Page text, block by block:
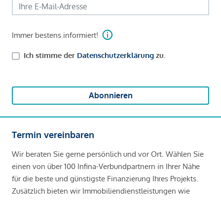
Immer bestens informiert!
Ich stimme der Datenschutzerklärung zu.
Abonnieren
Termin vereinbaren
Wir beraten Sie gerne persönlich und vor Ort. Wählen Sie
einen von über 100 Infina-Verbundpartnern in Ihrer Nähe
für die beste und günstigste Finanzierung Ihres Projekts.
Zusätzlich bieten wir Immobiliendienstleistungen wie